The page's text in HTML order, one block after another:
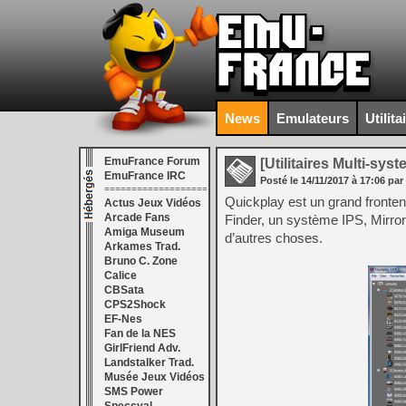
News Emulateurs
EmuFrance Forum
EmuFrance IRC
===================
Actus Jeux Vidéos
Arcade Fans
Amiga Museum
Arkames Trad.
Bruno C. Zone
Calice
CBSata
CPS2Shock
EF-Nes
Fan de la NES
GirlFriend Adv.
Landstalker Trad.
Musée Jeux Vidéos
SMS Power
[Utilitaires Multi-
Posté le 14/11/2017 à 17:06 par
Quickplay est un grand
Finder, un système IPS,
d’autres choses.